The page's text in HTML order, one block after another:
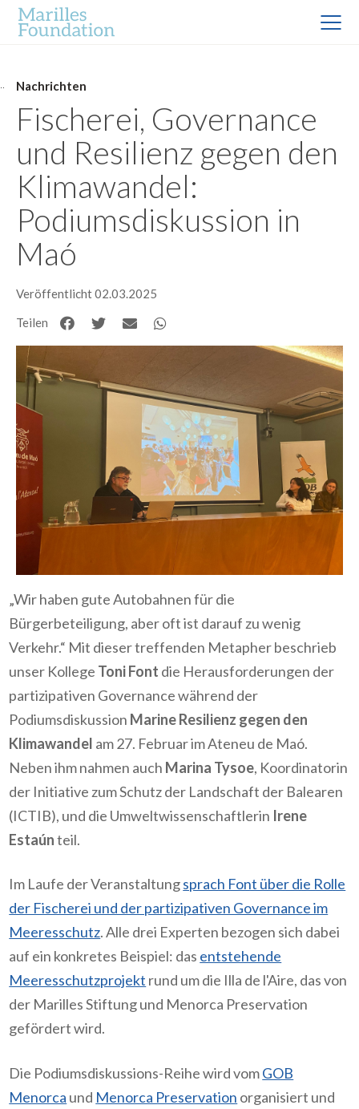
Nachrichten
Fischerei, Governance
und Resilienz gegen den
Klimawandel:
Podiumsdiskussion in
Maó
Veröffentlicht 02.03.2025
Teilen
„Wir haben gute Autobahnen für die
Bürgerbeteiligung, aber oft ist darauf zu wenig
Verkehr.“ Mit dieser treffenden Metapher beschrieb
unser Kollege Toni Font die Herausforderungen der
partizipativen Governance während der
Podiumsdiskussion Marine Resilienz gegen den
Klimawandel am 27. Februar im Ateneu de Maó.
Neben ihm nahmen auch Marina Tysoe, Koordinatorin
der Initiative zum Schutz der Landschaft der Balearen
(ICTIB), und die Umweltwissenschaftlerin Irene
Estaúnteil.
Im Laufe der Veranstaltungsprach Font über die Rolle
der Fischerei und der partizipativen Governance im
Meeresschutz. Alle drei Experten bezogen sich dabei
auf ein konkretes Beispiel: das entstehende
Meeresschutzprojekt rund um die Illa de l'Aire, das von
der Marilles Stiftung und Menorca Preservation
gefördert wird.
Die Podiumsdiskussions-Reihe wird vomGOB
Menorca und Menorca Preservation organisiert und